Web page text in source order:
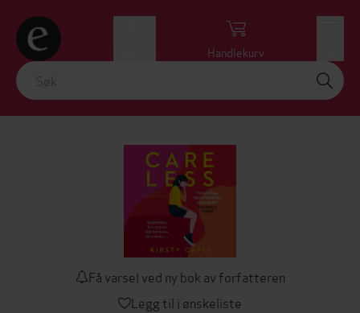
Handlekurv
Få varsel ved ny bok av forfatteren
Legg til i ønskeliste